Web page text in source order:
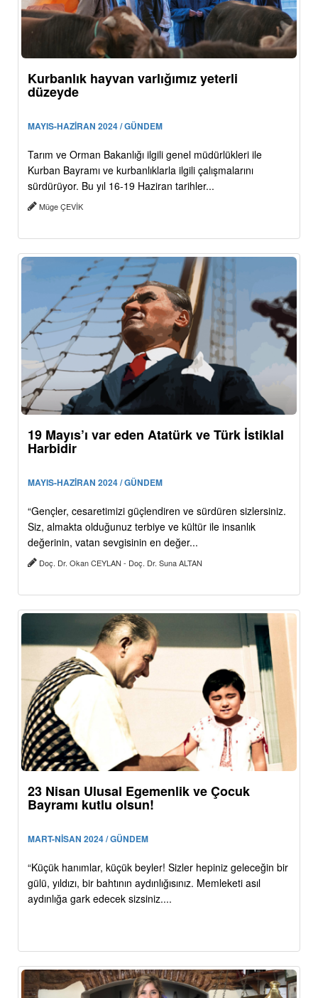
Kurbanlık hayvan varlığımız yeterli
düzeyde
MAYIS-HAZİRAN 2024 / GÜNDEM
Tarım ve Orman Bakanlığı ilgili genel müdürlükleri ile
Kurban Bayramı ve kurbanlıklarla ilgili çalışmalarını
sürdürüyor. Bu yıl 16-19 Haziran tarihler...
Müge ÇEVİK
19 Mayıs’ı var eden Atatürk ve Türk İstiklal
Harbidir
MAYIS-HAZİRAN 2024 / GÜNDEM
“Gençler, cesaretimizi güçlendiren ve sürdüren sizlersiniz.
Siz, almakta olduğunuz terbiye ve kültür ile insanlık
değerinin, vatan sevgisinin en değer...
Doç. Dr. Okan CEYLAN - Doç. Dr. Suna ALTAN
23 Nisan Ulusal Egemenlik ve Çocuk
Bayramı kutlu olsun!
MART-NİSAN 2024 / GÜNDEM
“Küçük hanımlar, küçük beyler! Sizler hepiniz geleceğin bir
gülü, yıldızı, bir bahtının aydınlığısınız. Memleketi asıl
aydınlığa gark edecek sizsiniz....